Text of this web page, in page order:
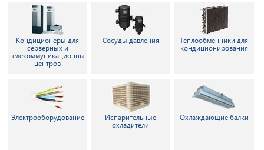
Кондиционеры для
серверных и
телекоммуникационных
центров
Сосуды давления
Теплообменники для
кондиционирования
Электрооборудование
Испарительные
охладители
Охлаждающие балки